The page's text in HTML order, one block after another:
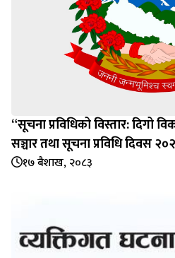
“सूचना प्रविधिको विस्तार: दिगो
सञ्चार तथा सूचना प्रविधि दिवस
१७ बैशाख, २०८३